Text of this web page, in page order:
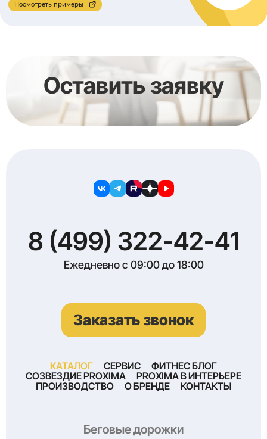
Посмотреть примеры
Оставить заявку
8 (499) 322-42-41
Ежедневно с 09:00 до 18:00
Заказать звонок
КАТАЛОГ СЕРВИС
ФИТНЕС БЛОГ
СОЗВЕЗДИЕ PROXIMA
PROXIMA В ИНТЕРЬЕРЕ
ПРОИЗВОДСТВО
О БРЕНДЕ КОНТАКТЫ
Беговые дорожки